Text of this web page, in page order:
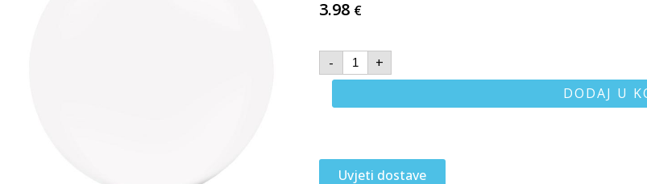
3.98 €
-
+
DODAJ U
Uvjeti dostave